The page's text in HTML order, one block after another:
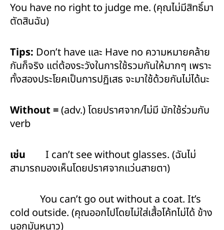
You have no right to judge me. (คุณไม่มีสิทธิ์มา
ตัดสินฉัน)
Tips: Don’t have และ Have no ความหมายคล้าย
กันก็จริง แต่ต้องระวังในการใช้รวมกันให้มากๆ เพราะ
ทั้งสองประโยคเป็นการปฏิเสธ จะมาใช้ด้วยกันไม่ได้นะ
Without =(adv.) โดยปราศจาก/ไม่มี มักใช้ร่วมกับ
verb
เช่น
I can’t see without glasses. (ฉันไม่
สามารถมองเห็นโดยปราศจากแว่นสายตา)
You can’t go out without a coat. It’s
cold outside. (คุณออกไปโดยไม่ใส่เสื้อโค้ทไม่ได้ ข้าง
นอกมันหนาว)